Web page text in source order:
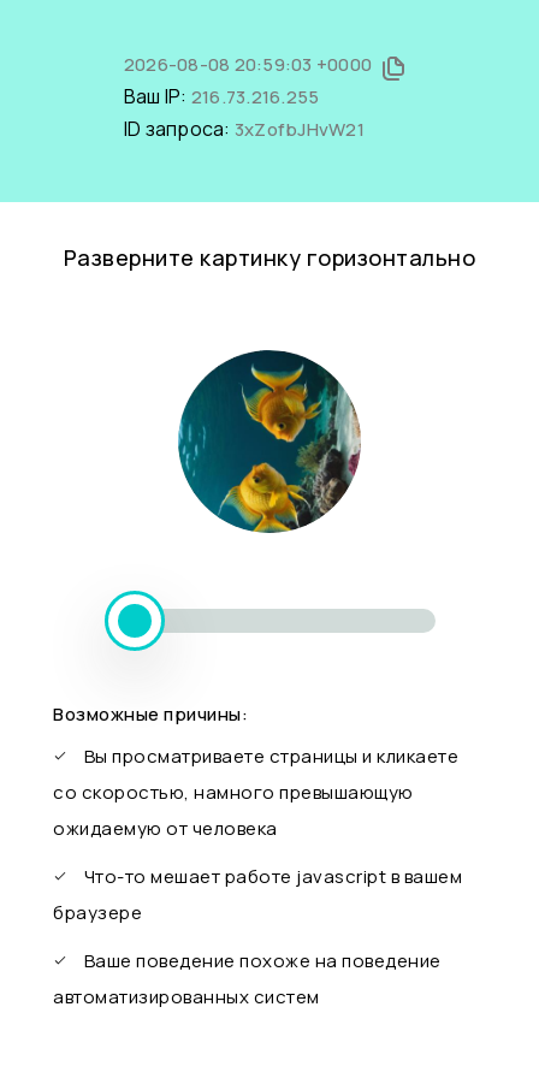
2026-08-08 20:59:03 +0000
Ваш IP: 216.73.216.255
ID запроса: 3xZofbJHvW21
Разверните картинку горизонтально
Возможные причины:
Вы просматриваете страницы и кликаете
со скоростью, намного превышающую
ожидаемую от человека
Что-то мешает работе javascript в вашем
браузере
Ваше поведение похоже на поведение
автоматизированных систем